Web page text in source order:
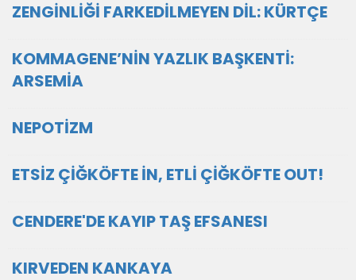
ZENGİNLİĞİ FARKEDİLMEYEN DİL: KÜRTÇE
KOMMAGENE’NİN YAZLIK BAŞKENTİ:
ARSEMİA
NEPOTİZM
ETSİZ ÇİĞKÖFTE İN, ETLİ ÇİĞKÖFTE OUT!
CENDERE'DE KAYIP TAŞ EFSANESI
KIRVEDEN KANKAYA